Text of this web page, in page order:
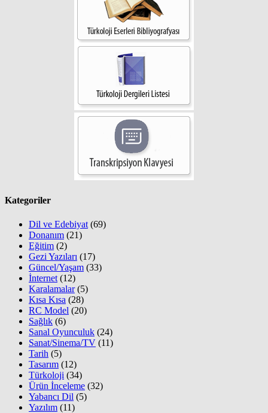
Kategoriler
Dil ve Edebiyat (69)
Donanım (21)
Eğitim (2)
Gezi Yazıları (17)
Güncel/Yaşam (33)
İnternet (12)
Karalamalar(5)
Kısa Kısa (28)
RC Model (20)
Sağlık (6)
Sanal Oyunculuk (24)
Sanat/Sinema/TV (11)
Tarih (5)
Tasarım (12)
Türkoloji (34)
Ürün İnceleme (32)
Yabancı Dil (5)
Yazılım (11)